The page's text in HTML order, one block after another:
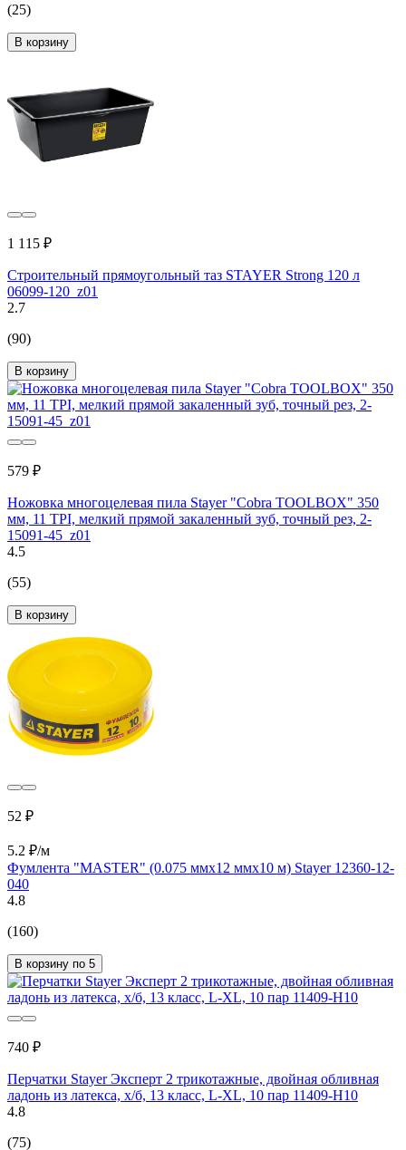
(25)
В корзину
1 115 ₽
Строительный прямоугольный таз STAYER Strong 120 л
06099-120_z01
2.7
(90)
В корзину
579 ₽
Ножовка многоцелевая пила Stayer "Cobra TOOLBOX" 350
мм, 11 TPI, мелкий прямой закаленный зуб, точный рез, 2-
15091-45_z01
4.5
(55)
В корзину
52 ₽
5.2 ₽/м
Фумлента "MASTER" (0.075 ммх12 ммх10 м) Stayer 12360-12-
040
4.8
(160)
В корзину по 5
740 ₽
Перчатки Stayer Эксперт 2 трикотажные, двойная обливная
ладонь из латекса, х/б, 13 класс, L-XL, 10 пар 11409-H10
4.8
(75)